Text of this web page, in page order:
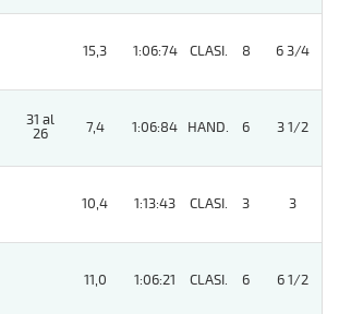
15,3 1:06:74 CLASI. 8 6 3/4
31 al
26
7,4 1:06:84 HAND. 6 3 1/2
10,4 1:13:43 CLASI. 3 3
11,0 1:06:21 CLASI. 6 6 1/2